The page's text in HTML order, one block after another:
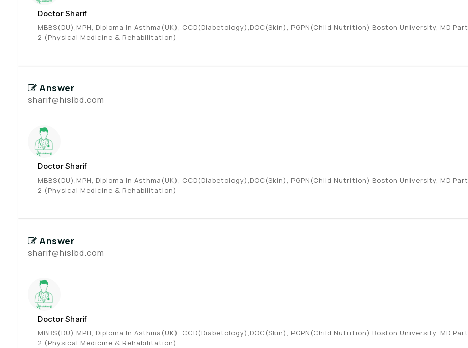
Doctor Sharif
MBBS(DU),MPH, Diploma In Asthma(UK), CCD(Diabetology),DOC(Skin), PGPN(Child Nutrition) Boston University, MD Part
2 (Physical Medicine & Rehabilitation)
Answer
sharif@hislbd.com
Doctor Sharif
MBBS(DU),MPH, Diploma In Asthma(UK), CCD(Diabetology),DOC(Skin), PGPN(Child Nutrition) Boston University, MD Part
2 (Physical Medicine & Rehabilitation)
Answer
sharif@hislbd.com
Doctor Sharif
MBBS(DU),MPH, Diploma In Asthma(UK), CCD(Diabetology),DOC(Skin), PGPN(Child Nutrition) Boston University, MD Part
2 (Physical Medicine & Rehabilitation)